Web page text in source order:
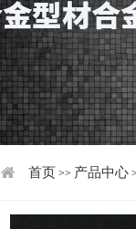
首页 >> 产品中心